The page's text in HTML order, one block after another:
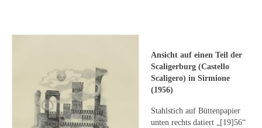
Johann Georg Strobel
Ludwig Martin Wilberg
Weitere Künstler nach 1945
Ansicht auf einen Teil der
Scaligerburg (Castello
Scaligero) in Sirmione
(1956)
Stahlstich auf Büttenpapier
unten rechts datiert „[19]56“